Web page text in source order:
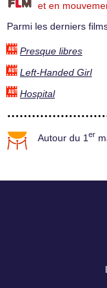
et en
Parmi les derniers
Presque libres
Left-Handed Girl
Hospital
Autour du 1 er